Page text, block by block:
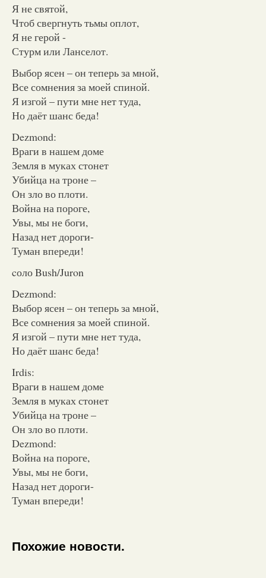
Я не святой,
Чтоб свергнуть тьмы оплот,
Я не герой -
Стурм или Ланселот.
Выбор ясен – он теперь за мной,
Все сомнения за моей спиной.
Я изгой – пути мне нет туда,
Но даёт шанс беда!
Dezmond:
Враги в нашем доме
Земля в муках стонет
Убийца на троне –
Он зло во плоти.
Война на пороге,
Увы, мы не боги,
Назад нет дороги-
Туман впереди!
cоло Bush/Juron
Dezmond:
Выбор ясен – он теперь за мной,
Все сомнения за моей спиной.
Я изгой – пути мне нет туда,
Но даёт шанс беда!
Irdis:
Враги в нашем доме
Земля в муках стонет
Убийца на троне –
Он зло во плоти.
Dezmond:
Война на пороге,
Увы, мы не боги,
Назад нет дороги-
Туман впереди!
Похожие новости.